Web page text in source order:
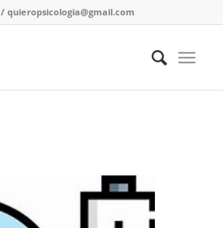
/quieropsicologia@gmail.com